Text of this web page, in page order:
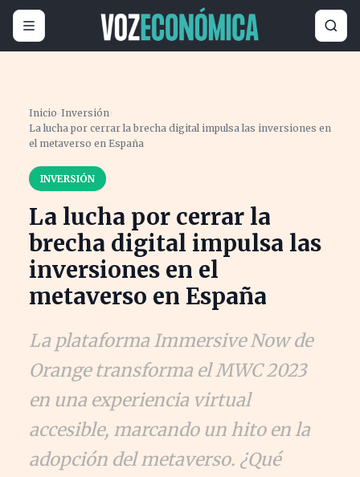
Inicio ›Inversión›
La lucha por cerrar la brecha digital impulsa las inversiones en
el metaverso en España
INVERSIÓN
La lucha por cerrar la
brecha digital impulsa las
inversiones en el
metaverso en España
La plataforma Immersive Now de
Orange transforma el MWC 2023
en una experiencia virtual
accesible, marcando un hito en la
adopción del metaverso. ¿Qué